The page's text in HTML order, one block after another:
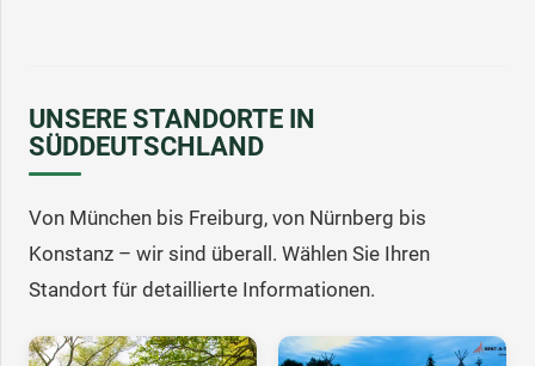
UNSERE STANDORTE IN
SÜDDEUTSCHLAND
Von München bis Freiburg, von Nürnberg bis
Konstanz – wir sind überall. Wählen Sie Ihren
Standort für detaillierte Informationen.